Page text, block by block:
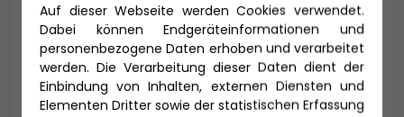
Titel
Auf dieser Webseite werden Cookies verwendet.
Dabei können Endgeräteinformationen und
personenbezogene Daten erhoben und verarbeitet
werden. Die Verarbeitung dieser Daten dient der
Einbindung von Inhalten, externen Diensten und
Elementen Dritter sowie der statistischen Erfassung